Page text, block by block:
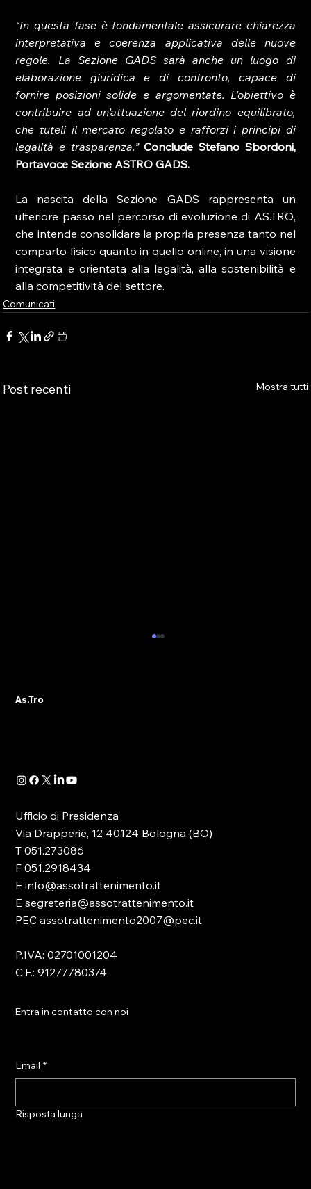
“In questa fase è fondamentale assicurare chiarezza
interpretativa e coerenza applicativa delle nuove
regole. La Sezione GADS sarà anche un luogo di
elaborazione giuridica e di confronto, capace di
fornire posizioni solide e argomentate. L’obiettivo è
contribuire ad un’attuazione del riordino equilibrato,
che tuteli il mercato regolato e rafforzi i principi di
legalità e trasparenza.” Conclude Stefano Sbordoni,
Portavoce Sezione ASTRO GADS.
La nascita della Sezione GADS rappresenta un
ulteriore passo nel percorso di evoluzione di AS.TRO,
che intende consolidare la propria presenza tanto nel
comparto fisico quanto in quello online, in una visione
integrata e orientata alla legalità, alla sostenibilità e
alla competitività del settore.
Comunicati
Post recenti Mostra tutti
business con oltre 9 milioni di utenti Chat
As.Tro
Ufficio di Presidenza
Via Drapperie, 12 40124 Bologna (BO)
T 051.273086
F 051.2918434
E info@assotrattenimento.it
E segreteria@assotrattenimento.it
PEC assotrattenimento2007@pec.it
P.IVA: 02701001204
C.F.: 91277780374
Entra in contatto con noi
Email *
Risposta lunga